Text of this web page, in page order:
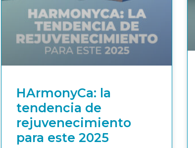
HArmonyCa: la
tendencia de
rejuvenecimiento
para este 2025